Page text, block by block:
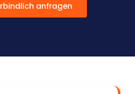
anfragen